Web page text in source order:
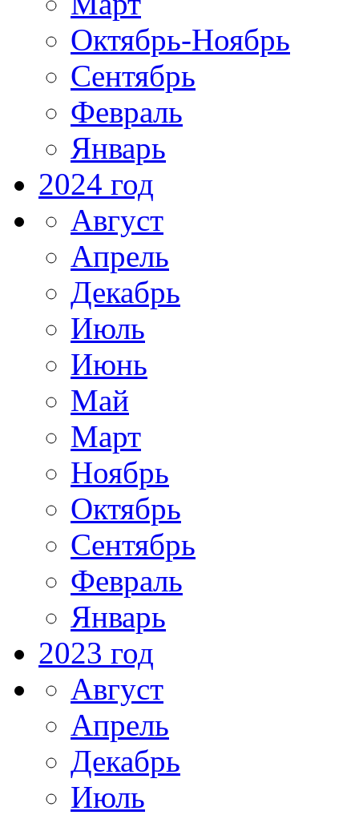
Октябрь-Ноябрь
Сентябрь
Февраль
Январь
2024 год
Август
Апрель
Декабрь
Июль
Июнь
Май
Март
Ноябрь
Октябрь
Сентябрь
Февраль
Январь
2023 год
Август
Апрель
Декабрь
Июль